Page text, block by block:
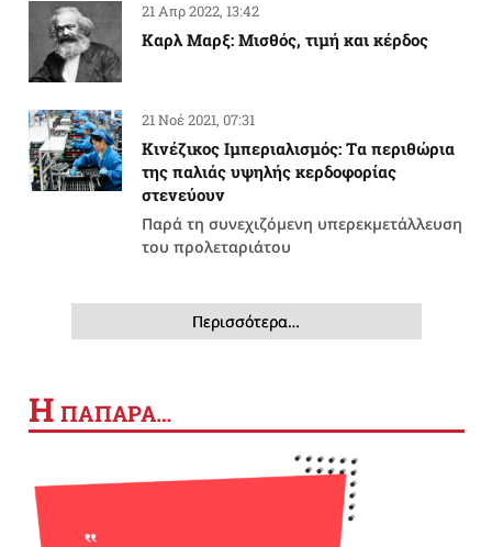
21 Απρ 2022, 13:42
Καρλ Μαρξ: Μισθός, τιμή και κέρδος
21 Νοέ 2021, 07:31
Κινέζικος Ιμπεριαλισμός: Tα περιθώρια
της παλιάς υψηλής κερδοφορίας
στενεύουν
Παρά τη συνεχιζόμενη υπερεκμετάλλευση
του προλεταριάτου
Περισσότερα…
Η ΠΑΠΑΡΑ…